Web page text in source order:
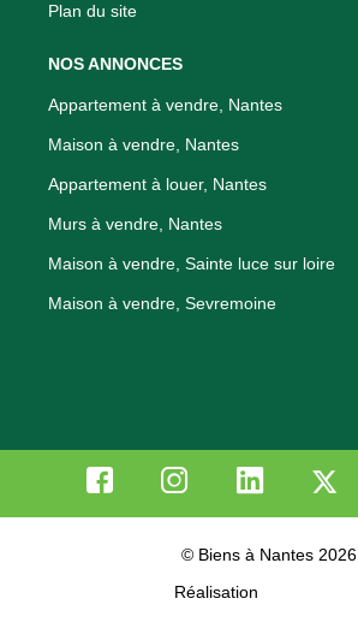
Plan du site
NOS ANNONCES
Appartement à vendre, Nantes
Maison à vendre, Nantes
Appartement à louer, Nantes
Murs à vendre, Nantes
Maison à vendre, Sainte luce sur loire
Maison à vendre, Sevremoine
© Biens à Nantes 2026
Réalisation